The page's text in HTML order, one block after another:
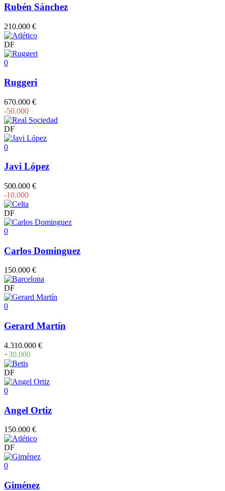
Rubén Sánchez
210.000 €
DF
0
Ruggeri
670.000 €
-50.000
DF
0
Javi López
500.000 €
-10.000
DF
0
Carlos Dominguez
150.000 €
DF
0
Gerard Martín
4.310.000 €
+30.000
DF
0
Angel Ortiz
150.000 €
DF
0
Giménez